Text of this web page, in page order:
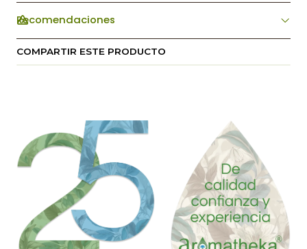
Recomendaciones
COMPARTIR ESTE PRODUCTO